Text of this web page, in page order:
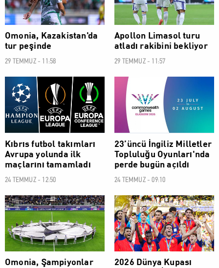
Omonia, Kazakistan'da
tur peşinde
29 TEMMUZ - 11:58
Apollon Limasol turu
atladı rakibini bekliyor
29 TEMMUZ - 11:57
SPOR
Kıbrıs futbol takımları
Avrupa yolunda ilk
maçlarını tamamladı
24 TEMMUZ - 12:50
23’üncü İngiliz Milletler
Topluluğu Oyunları'nda
perde bugün açıldı
24 TEMMUZ - 09:10
SPOR
Omonia, Şampiyonlar
SPOR
2026 Dünya Kupası